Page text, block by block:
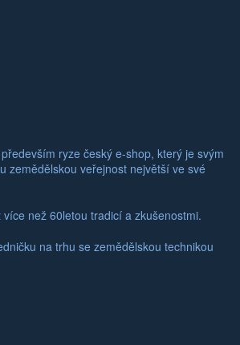
ryze český e-shop, který je svým
zemědělskou veřejnost největší ve své
než 60letou tradicí a zkušenostmi.
na trhu se zemědělskou technikou